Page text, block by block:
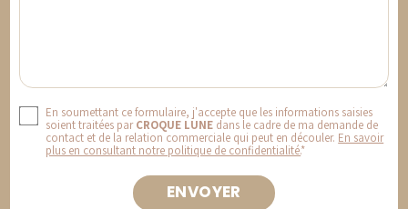
En soumettant ce formulaire, j'accepte que les informations saisies
soient traitées parCROQUE LUNE dans le cadre de ma demande de
contact et de la relation commerciale qui peut en découler. En savoir
plus en consultant notre politique de confidentialité.*